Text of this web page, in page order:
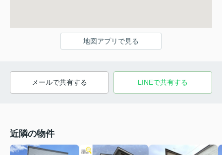
地図アプリで見る
メールで共有する LINEで共有する
近隣の物件